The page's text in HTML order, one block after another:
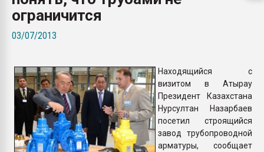
ограничится
03/07/2013
Находящийся с
визитом в Атырау
Президент Казахстана
Нурсултан Назарбаев
посетил строящийся
завод трубопроводной
арматуры, сообщает